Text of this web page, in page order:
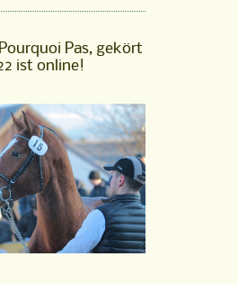
ist
online!
Pas, gekört
ist online!